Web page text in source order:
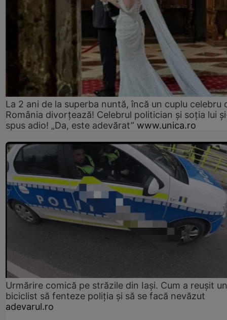
La 2 ani de la superba nuntă, încă un cuplu celebru
România divorțează! Celebrul politician și soția lui
spus adio! „Da, este adevărat” www.unica.ro
Urmărire comică pe străzile din Iași. Cum a reușit un
biciclist să fenteze poliția și să se facă nevăzut
adevarul.ro